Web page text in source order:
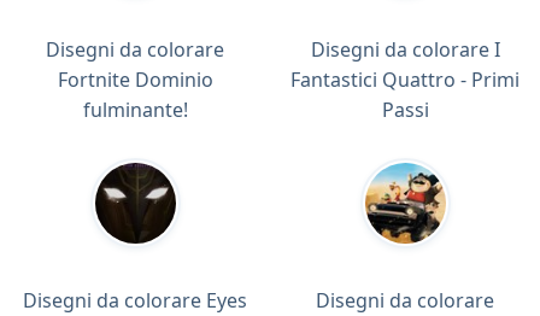
Disegni da colorare
Fortnite Dominio
fulminante!
Disegni da colorare I
Fantastici Quattro - Primi
Passi
Disegni da colorare Eyes Disegni da colorare